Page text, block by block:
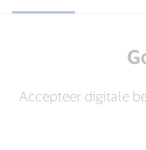
Accepteer digitale